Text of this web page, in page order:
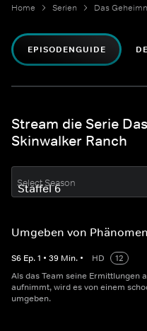
Home Serien
EPISODENGUIDE
Stream die Serie
Skinwalker Ranch
Select Season
Umgeben von
S6 Ep.1 • 39 Min. • HD
12
Als das Team seine Ermittlungen
aufnimmt, wird es von einem
umgeben.